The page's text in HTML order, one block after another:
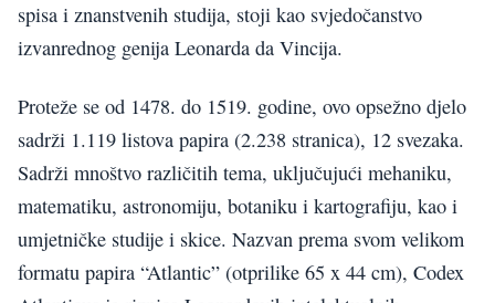
spisa i znanstvenih studija, stoji kao svjedočanstvo
izvanrednog genija Leonarda da Vincija.
Proteže se od 1478. do 1519. godine, ovo opsežno djelo
sadrži 1.119 listova papira (2.238 stranica), 12 svezaka.
Sadrži mnoštvo različitih tema, uključujući mehaniku,
matematiku, astronomiju, botaniku i kartografiju, kao i
umjetničke studije i skice. Nazvan prema svom velikom
formatu papira “Atlantic” (otprilike 65 x 44 cm), Codex